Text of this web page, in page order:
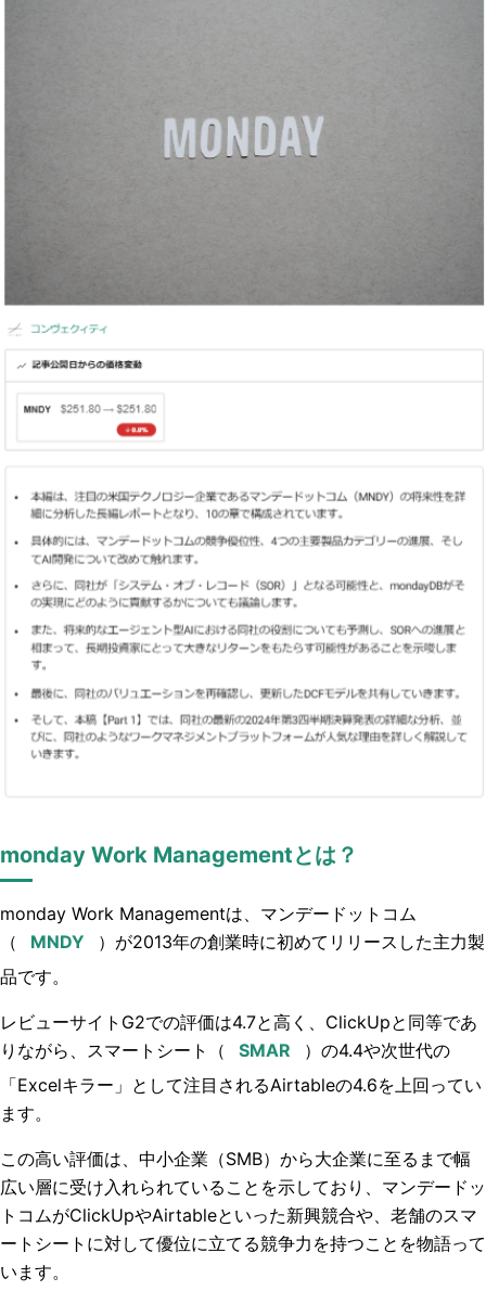
monday Work Managementとは？
monday Work Managementは、マンデードットコム
（
）が2013年の創業時に初めてリリースした主力製
品です。
レビューサイトG2での評価は4.7と高く、ClickUpと同等であ
りながら、スマートシート（
）の4.4や次世代の
「Excelキラー」として注目されるAirtableの4.6を上回ってい
ます。
この高い評価は、中小企業（SMB）から大企業に至るまで幅
広い層に受け入れられていることを示しており、マンデードッ
トコムがClickUpやAirtableといった新興競合や、老舗のスマ
ートシートに対して優位に立てる競争力を持つことを物語って
います。